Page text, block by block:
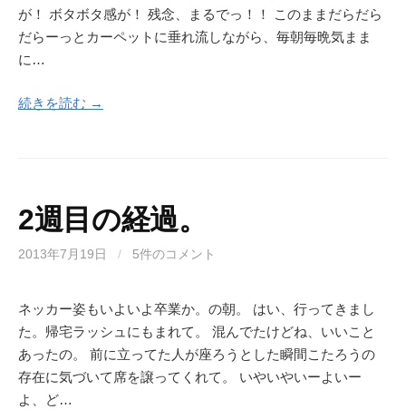
が！ ボタボタ感が！ 残念、まるでっ！！ このままだらだら
だらーっとカーペットに垂れ流しながら、毎朝毎晩気まま
に…
続きを読む →
2週目の経過。
2013年7月19日 / 5件のコメント
ネッカー姿もいよいよ卒業か。の朝。 はい、行ってきまし
た。帰宅ラッシュにもまれて。 混んでたけどね、いいこと
あったの。 前に立ってた人が座ろうとした瞬間こたろうの
存在に気づいて席を譲ってくれて。 いやいやいーよいー
よ、ど…